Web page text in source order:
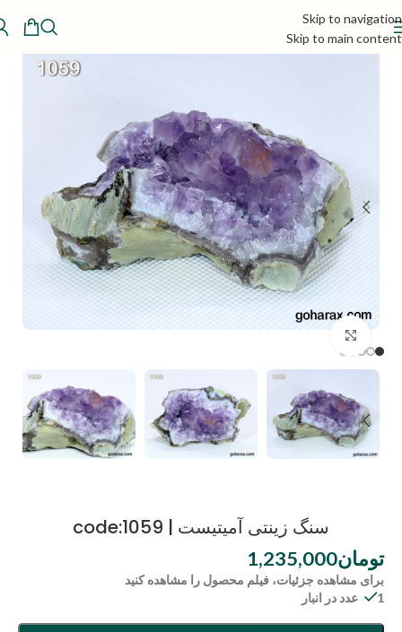
Skip to navigation
Skip to main content
سنگ زینتی آمیتیست | code:1059
تومان1,235,000
برای مشاهده جزئیات، فیلم محصول را مشاهده کنید
1 عدد در انبار